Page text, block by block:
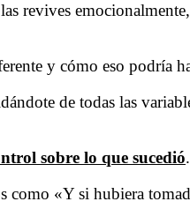
revives
y cómo eso podría
de todas las
sobre lo que sucedió.
como «Y si hubiera